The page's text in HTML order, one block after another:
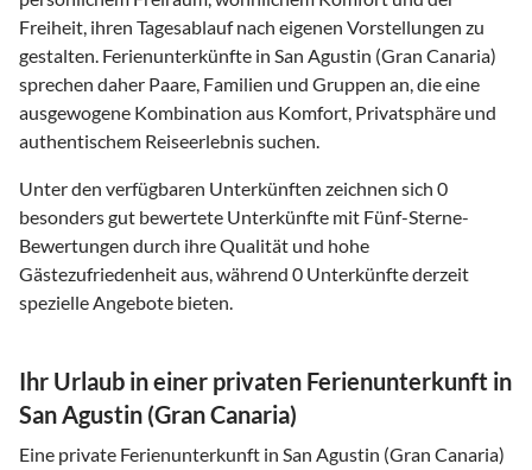
Freiheit, ihren Tagesablauf nach eigenen Vorstellungen zu
gestalten. Ferienunterkünfte in San Agustin (Gran Canaria)
sprechen daher Paare, Familien und Gruppen an, die eine
ausgewogene Kombination aus Komfort, Privatsphäre und
authentischem Reiseerlebnis suchen.
Unter den verfügbaren Unterkünften zeichnen sich 0
besonders gut bewertete Unterkünfte mit Fünf-Sterne-
Bewertungen durch ihre Qualität und hohe
Gästezufriedenheit aus, während 0 Unterkünfte derzeit
spezielle Angebote bieten.
Ihr Urlaub in einer privaten Ferienunterkunft in
San Agustin (Gran Canaria)
Eine private Ferienunterkunft in San Agustin (Gran Canaria)